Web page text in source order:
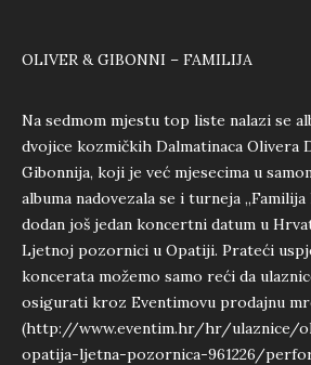
OLIVER & GIBONNI – FAMILIJA
Na sedmom mjestu top liste nalazi se
dvojice kozmičkih Dalmatinaca Olivera
Gibonnija, koji je već mjesecima u
albuma nadovezala se i turneja
dodan još jedan koncertni datum u
Ljetnoj pozornici u Opatiji. Prateći
koncerata možemo samo reći da
osigurati kroz Eventimovu prodajnu
(http://www.eventim.hr/hr/ulaznice/
opatija-ljetna-pozornica-961226/